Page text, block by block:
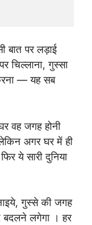
बात पर लड़ाई
चिल्लाना, गुस्सा
— यह सब
वह जगह होनी
अगर घर में ही
ये सारी दुनिया
गुस्से की जगह
बदलने लगेगा । हर